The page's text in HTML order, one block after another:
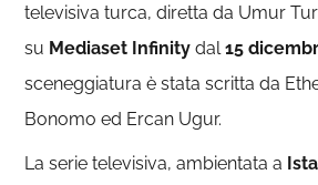
televisiva turca, diretta da Umur
su Mediaset Infinity dal15
sceneggiatura è stata scritta da
Bonomo ed Ercan Ugur.
La serie televisiva, ambientata a